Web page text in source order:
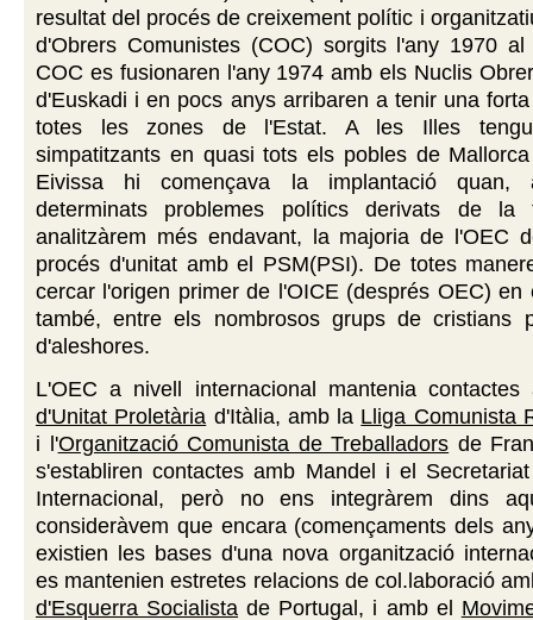
resultat del procés de creixement polític i
d'Obrers Comunistes (COC) sorgits l'any 1970
COC es fusionaren l'any 1974 amb els Nuclis
d'Euskadi i en pocs anys arribaren a tenir una
totes les zones de l'Estat. A les Illes
simpatitzants en quasi tots els pobles de
Eivissa hi començava la implantació
determinats problemes polítics derivats de la
analitzàrem més endavant, la majoria de l'OEC
procés d'unitat amb el PSM(PSI). De totes
cercar l'origen primer de l'OICE (després OEC) en
també, entre els nombrosos grups de cristians
d'aleshores.
L'OEC a nivell internacional mantenia
d'Unitat Proletària d'Itàlia, amb la Lliga Comunista
i l'Organització Comunista de Treballadors de
s'establiren contactes amb Mandel i el
Internacional, però no ens integràrem dins
consideràvem que encara (començaments dels
existien les bases d'una nova organització
es mantenien estretes relacions de col.laboració
d'Esquerra Socialista de Portugal, i amb el